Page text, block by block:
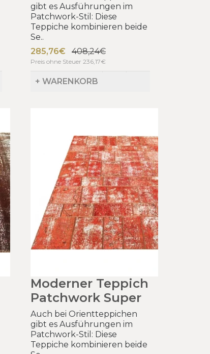
gibt es Ausführungen im
Patchwork-Stil: Diese
Teppiche kombinieren beide
Se..
285,76€
408,24€
Preis ohne Steuer 236,17€
+ WARENKORB
Moderner Teppich
Patchwork Super
Auch bei Orientteppichen
gibt es Ausführungen im
Patchwork-Stil: Diese
Teppiche kombinieren beide